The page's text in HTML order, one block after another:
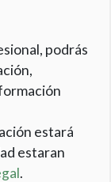
podrás
estará
estaran
.